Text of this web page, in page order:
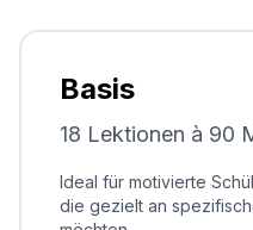
Basis
18 Lektionen à 90
Ideal für motivierte
die gezielt an